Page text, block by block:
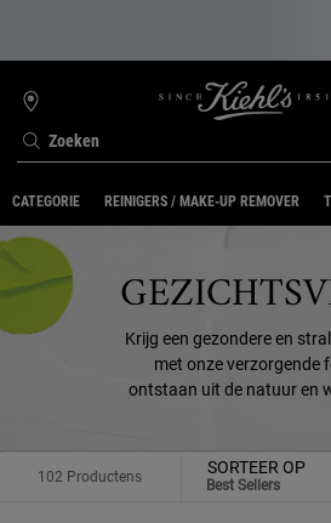
Zoeken
WINKELZOEKER
CATEGORIE REINIGERS / MAKE-UP REMOVER
Krijg een gezondere en
met onze verzorgende
ontstaan uit de natuur en
102 Productens SORTEER OP